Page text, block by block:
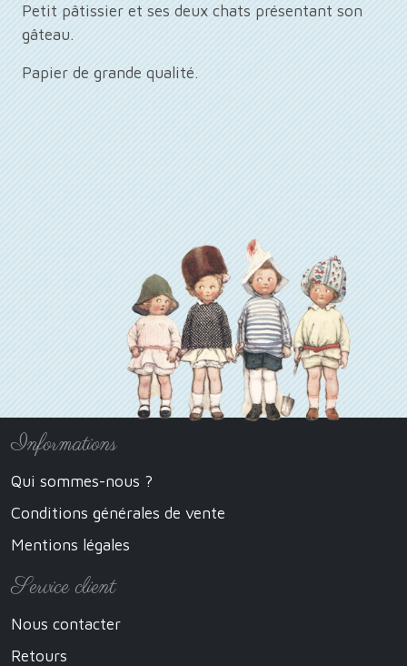
Petit pâtissier et ses deux chats présentant son
gâteau.
Papier de grande qualité.
Informations
Qui sommes-nous ?
Conditions générales de vente
Mentions légales
Service client
Nous contacter
Retours